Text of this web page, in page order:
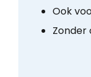
Ook
Zonder